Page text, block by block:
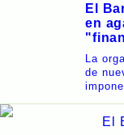
El
en
La
de
El